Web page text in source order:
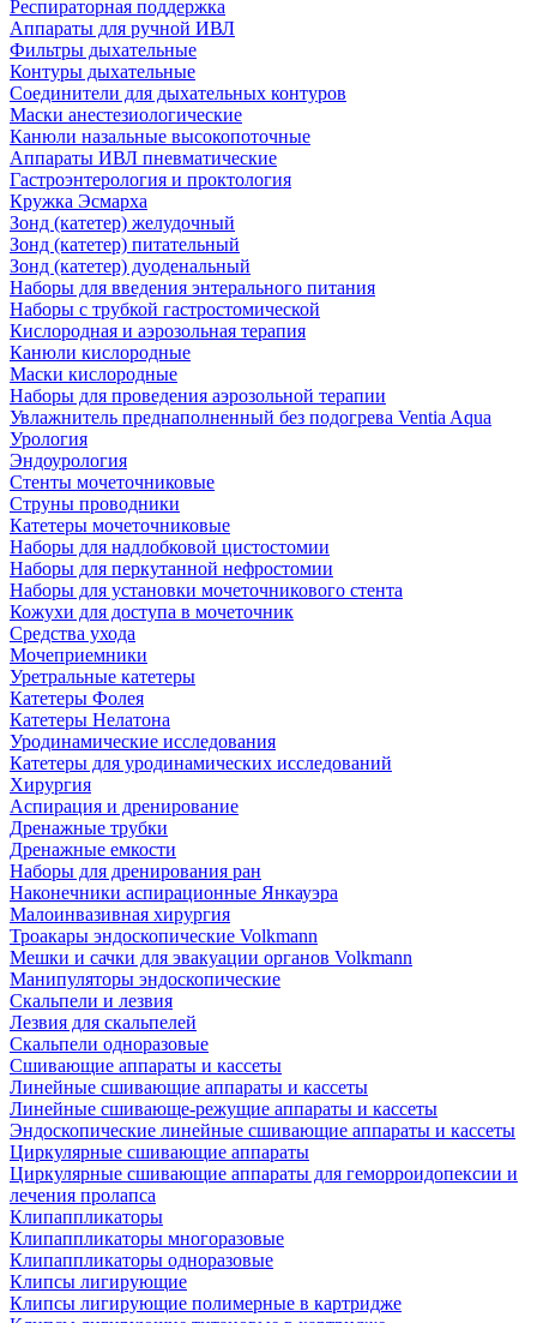
Респираторная поддержка
Аппараты для ручной ИВЛ
Фильтры дыхательные
Контуры дыхательные
Соединители для дыхательных контуров
Маски анестезиологические
Канюли назальные высокопоточные
Аппараты ИВЛ пневматические
Гастроэнтерология и проктология
Кружка Эсмарха
Зонд (катетер) желудочный
Зонд (катетер) питательный
Зонд (катетер) дуоденальный
Наборы для введения энтерального питания
Наборы с трубкой гастростомической
Кислородная и аэрозольная терапия
Канюли кислородные
Маски кислородные
Наборы для проведения аэрозольной терапии
Увлажнитель преднаполненный без подогрева Ventia Aqua
Урология
Эндоурология
Стенты мочеточниковые
Струны проводники
Катетеры мочеточниковые
Наборы для надлобковой цистостомии
Наборы для перкутанной нефростомии
Наборы для установки мочеточникового стента
Кожухи для доступа в мочеточник
Средства ухода
Мочеприемники
Уретральные катетеры
Катетеры Фолея
Катетеры Нелатона
Уродинамические исследования
Катетеры для уродинамических исследований
Хирургия
Аспирация и дренирование
Дренажные трубки
Дренажные емкости
Наборы для дренирования ран
Наконечники аспирационные Янкауэра
Малоинвазивная хирургия
Троакары эндоскопические Volkmann
Мешки и сачки для эвакуации органов Volkmann
Манипуляторы эндоскопические
Скальпели и лезвия
Лезвия для скальпелей
Скальпели одноразовые
Сшивающие аппараты и кассеты
Линейные сшивающие аппараты и кассеты
Линейные сшивающе-режущие аппараты и кассеты
Эндоскопические линейные сшивающие аппараты и кассеты
Циркулярные сшивающие аппараты
Циркулярные сшивающие аппараты для геморроидопексии и
лечения пролапса
Клипаппликаторы
Клипаппликаторы многоразовые
Клипаппликаторы одноразовые
Клипсы лигирующие
Клипсы лигирующие полимерные в картридже